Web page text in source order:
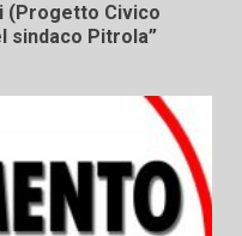
(Progetto Civico
sindaco Pitrola”